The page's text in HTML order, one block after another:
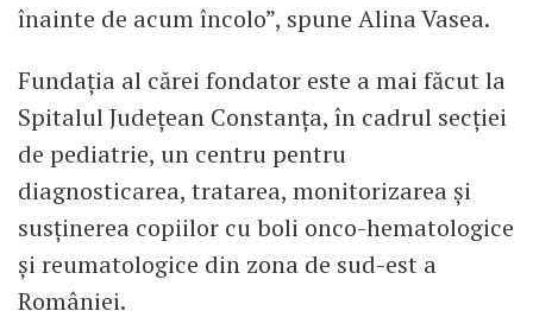
înainte de acum încolo”, spune Alina Vasea.
Fundația al cărei fondator este a mai făcut la
Spitalul Județean Constanța, în cadrul secției
de pediatrie, un centru pentru
diagnosticarea, tratarea, monitorizarea și
susținerea copiilor cu boli onco-hematologice
și reumatologice din zona de sud-est a
României.